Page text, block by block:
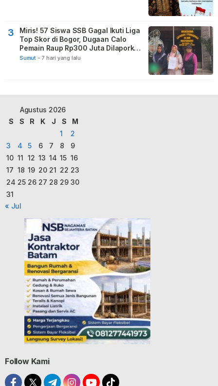
3
Miris! 57 Siswa SSB Gagal Ikuti Liga
Top Skor di Bogor, Dugaan Calo
Pemain Raup Rp300 Juta Dilaporkan
ke Polda Sumut
Sumut - 7 hari yang lalu
Agustus 2026
S
S R K J S
M
1
2
3
4 5 6 7 8
9
10 11 12 13 14 15 16
17 18 19 20 21 22 23
24 25 26 27 28 29 30
31
« Jul
Follow Kami